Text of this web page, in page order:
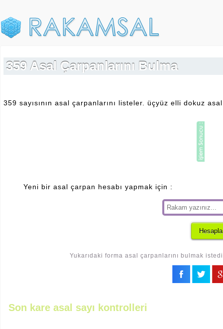
359 Asal Çarpanlarını Bulma
359 sayısının asal çarpanlarını listeler. üçyüz elli dokuz
Yeni bir asal çarpan hesabı yapmak için :
Yukarıdaki forma asal çarpanlarını bulmak
Son kare asal sayı kontrolleri